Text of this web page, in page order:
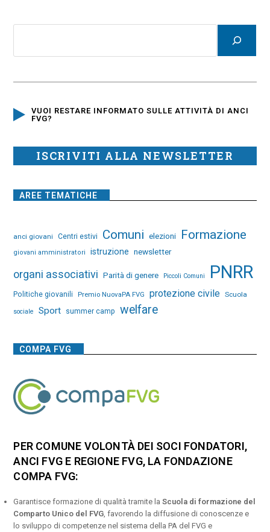
VUOI RESTARE INFORMATO SULLE ATTIVITÀ DI ANCI
FVG?
ISCRIVITI ALLA NEWSLETTER
AREE TEMATICHE
anci giovani Centri estivi Comuni elezioni Formazione
giovani amministratori istruzione newsletter
organi associativi Parità di genere Piccoli Comuni PNRR
Politiche giovanili Premio NuovaPA FVG protezione civile Scuola
sociale Sport summer camp welfare
COMPA FVG
PER COMUNE VOLONTÀ DEI SOCI FONDATORI,
ANCI FVG E REGIONE FVG, LA FONDAZIONE
COMPA FVG:
Garantisce formazione di qualità tramite laScuola di formazione del
Comparto Unico del FVG , favorendo la diffusione di conoscenze e
lo sviluppo di competenze nel sistema della PA del FVG e